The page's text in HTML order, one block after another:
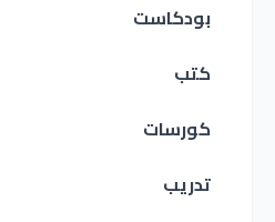
بودكاست
كتب
كورسات
تدريب